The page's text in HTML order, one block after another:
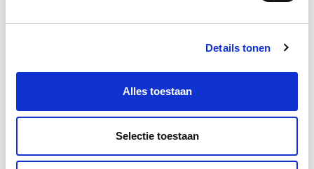
Details tonen
Alles toestaan
Selectie toestaan
Utrecht en/of online
4 - 8 uur per week
Eerstvolgende startdatum
do 10 sep 2026 - Utrecht of Online